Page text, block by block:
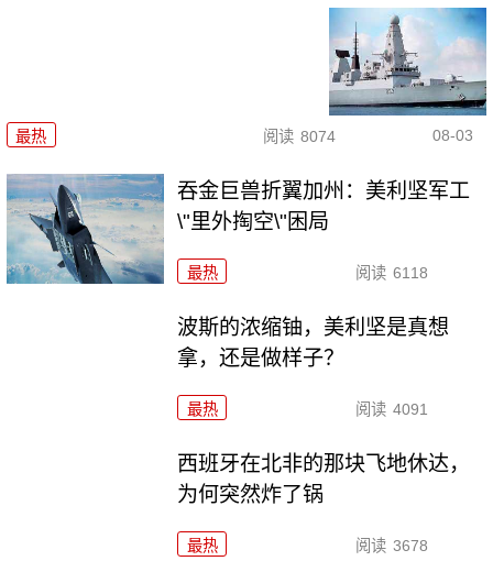
最热 阅读 8074 08-03
吞金巨兽折翼加州：美利坚军工
\"里外掏空\"困局
最热 阅读 6118
波斯的浓缩铀，美利坚是真想
拿，还是做样子？
最热 阅读 4091
西班牙在北非的那块飞地休达，
为何突然炸了锅
最热 阅读 3678